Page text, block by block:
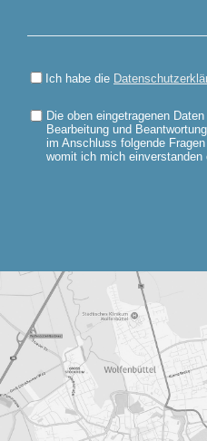
Ich habe die
Die oben eingetragenen
Bearbeitung und
im Anschluss folgende
womit ich mich einverstanden